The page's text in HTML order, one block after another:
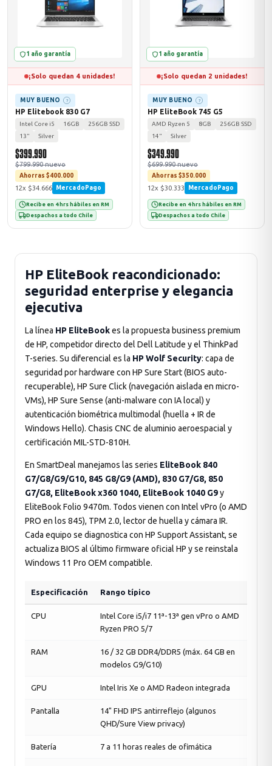
1 año garantía
¡Solo quedan 4 unidades!
MUY BUENO ?
HP Elitebook 830 G7
Intel Core i5 16GB
256GB SSD
13"
Silver
$399.990
$799.990 nuevo
Ahorras $400.000
12x $34.666 MercadoPago
Recibe en 4 hrs hábiles en RM
Despachos a todo Chile
1 año garantía
¡Solo quedan 2 unidades!
MUY BUENO ?
HP EliteBook 745 G5
AMD Ryzen 5 8GB
256GB SSD
14"
Silver
$349.990
$699.990 nuevo
Ahorras $350.000
12x $30.333 MercadoPago
Recibe en 4 hrs hábiles en RM
Despachos a todo Chile
HP EliteBook reacondicionado:
seguridad enterprise y elegancia
ejecutiva
La línea HP EliteBookes la propuesta business premium
de HP, competidor directo del Dell Latitude y el ThinkPad
T-series. Su diferencial es la HP Wolf Security: capa de
seguridad por hardware con HP Sure Start (BIOS auto-
recuperable), HP Sure Click (navegación aislada en micro-
VMs), HP Sure Sense (anti-malware con IA local) y
autenticación biométrica multimodal (huella + IR de
Windows Hello). Chasis CNC de aluminio aeroespacial y
certificación MIL-STD-810H.
En SmartDeal manejamos las series EliteBook 840
G7/G8/G9/G10, 845 G8/G9 (AMD), 830 G7/G8, 850
G7/G8, EliteBook x360 1040, EliteBook 1040 G9y
EliteBook Folio 9470m. Todos vienen con Intel vPro (o AMD
PRO en los 845), TPM 2.0, lector de huella y cámara IR.
Cada equipo se diagnostica con HP Support Assistant, se
actualiza BIOS al último firmware oficial HP y se reinstala
Windows 11 Pro OEM compatible.
Especificación Rango típico
CPU
Intel Core i5/i7 11ª-13ª gen vPro o AMD
Ryzen PRO 5/7
RAM
16 / 32 GB DDR4/DDR5 (máx. 64 GB en
modelos G9/G10)
GPU Intel Iris Xe o AMD Radeon integrada
Pantalla
14" FHD IPS antirreflejo (algunos
QHD/Sure View privacy)
Batería 7 a 11 horas reales de ofimática